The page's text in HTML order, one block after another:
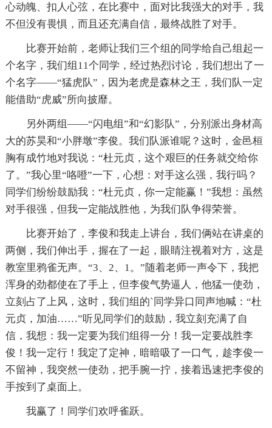
心动魄、扣人心弦，在比赛中，面对比我强大的对手，我
不但没有畏惧，而且还充满自信，最终战胜了对手。
比赛开始前，老师让我们三个组的同学给自己组起一
个名字，我们组11个同学，经过热烈讨论，我们想出了一
个名字——“猛虎队”，因为老虎是森林之王，我们队一定
能借助“虎威”所向披靡。
另外两组——“闪电组”和“幻影队”，分别派出身材高
大的苏昊和“小胖墩”李俊。我们队派谁呢？这时，金邑桓
胸有成竹地对我说：“杜元贞，这个艰巨的任务就交给你
了。”我心里“咯噔”一下，心想：对手这么强，我行吗？
同学们纷纷鼓励我：“杜元贞，你一定能赢！”我想：虽然
对手很强，但我一定能战胜他，为我们队争得荣誉。
比赛开始了，李俊和我走上讲台，我们俩站在讲桌的
两侧，我们伸出手，握在了一起，眼睛注视着对方，这是
教室里鸦雀无声。“3、2、1。”随着老师一声令下，我把
浑身的劲都使在了手上，但李俊气势逼人，他猛一使劲，
立刻占了上风，这时，我们组的`同学异口同声地喊：“杜
元贞，加油……”听见同学们的鼓励，我立刻充满了自
信，我想：我一定要为我们组得一分！我一定要战胜李
俊！我一定行！我定了定神，暗暗吸了一口气，趁李俊一
不留神，我突然一使劲，把手腕一拧，接着迅速把李俊的
手按到了桌面上。
我赢了！同学们欢呼雀跃。